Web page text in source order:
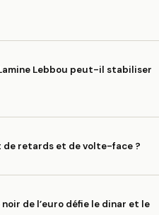
Lebbou peut-il stabiliser
de retards et de volte-face ?
de l’euro défie le dinar et le